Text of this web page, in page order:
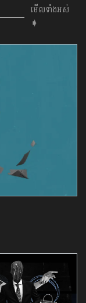
មើលទាំងអស់
➧